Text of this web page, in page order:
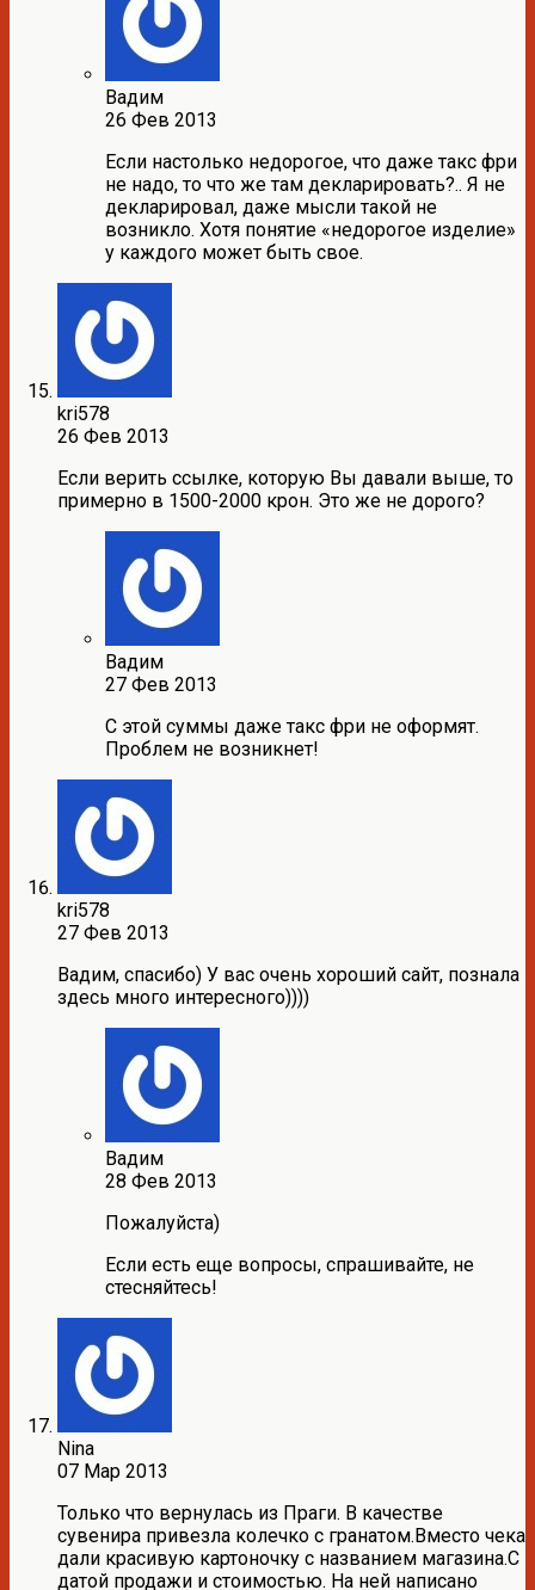
Вадим
26 Фев 2013
Если настолько недорогое, что даже такс фри
не надо, то что же там декларировать?.. Я не
декларировал, даже мысли такой не
возникло. Хотя понятие «недорогое изделие»
у каждого может быть свое.
kri578
26 Фев 2013
Если верить ссылке, которую Вы давали выше, то
примерно в 1500-2000 крон. Это же не дорого?
Вадим
27 Фев 2013
С этой суммы даже такс фри не оформят.
Проблем не возникнет!
kri578
27 Фев 2013
Вадим, спасибо) У вас очень хороший сайт, познала
здесь много интересного))))
Вадим
28 Фев 2013
Пожалуйста)
Если есть еще вопросы, спрашивайте, не
стесняйтесь!
Nina
07 Мар 2013
Только что вернулась из Праги. В качестве
сувенира привезла колечко с гранатом.Вместо чека
дали красивую картоночку с названием магазина.С
датой продажи и стоимостью. На ней написано